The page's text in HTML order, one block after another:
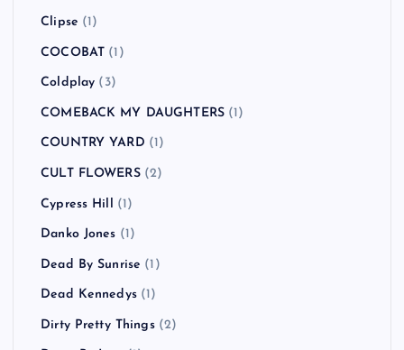
Clipse (1)
COCOBAT (1)
Coldplay (3)
COMEBACK MY DAUGHTERS (1)
COUNTRY YARD (1)
CULT FLOWERS(2)
Cypress Hill (1)
Danko Jones (1)
Dead By Sunrise (1)
Dead Kennedys(1)
Dirty Pretty Things(2)